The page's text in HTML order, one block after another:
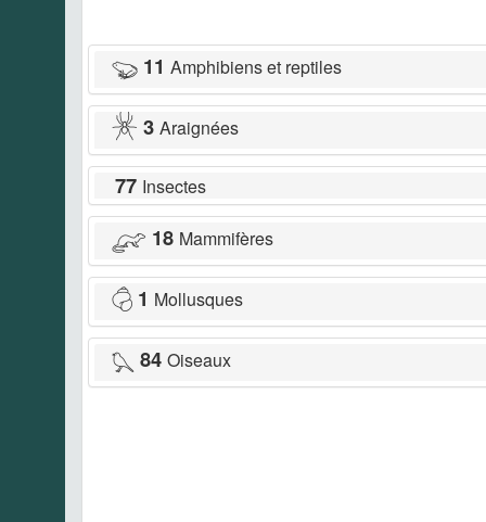
11 Amphibiens et reptiles
3 Araignées
77 Insectes
18 Mammifères
1 Mollusques
84 Oiseaux